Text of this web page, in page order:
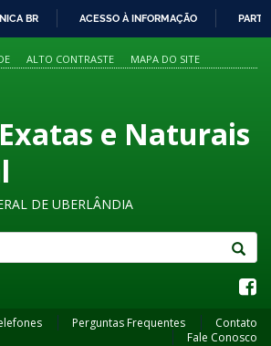
PARA
O
BR ACESSO À INFORMAÇÃO
ALTO CONTRASTE MAPA DO SITE
e Naturais
DE UBERLÂNDIA
Perguntas Frequentes
Contato
Fale Conosco